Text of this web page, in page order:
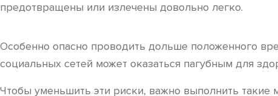
предотвращены или излечены довольно легко.
Особенно опасно проводить дольше положенного
социальных сетей может оказаться пагубным для
Чтобы уменьшить эти риски, важно выполнить такие